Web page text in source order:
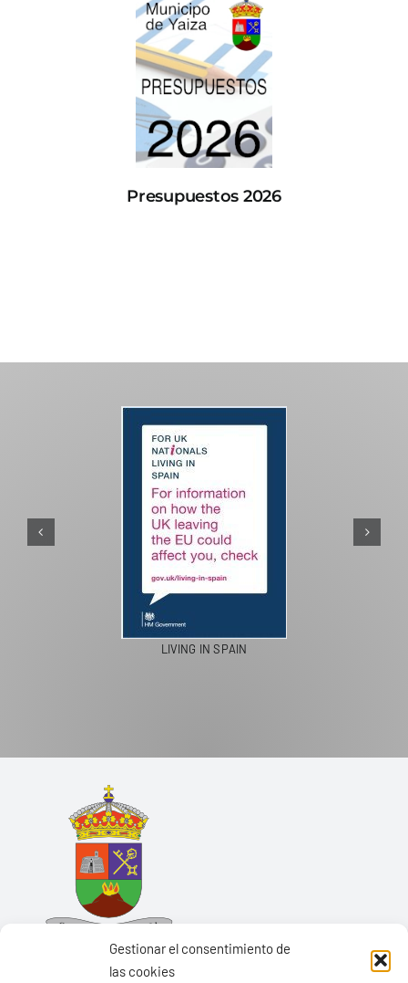
Gestionar el consentimiento de
las cookies
Presupuestos 2026
LIVING IN SPAIN